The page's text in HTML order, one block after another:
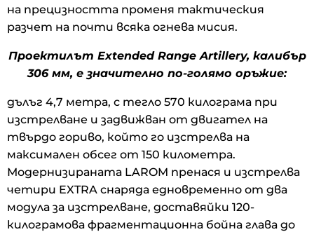
на прецизността променя тактическия
разчет на почти всяка огнева мисия.
Проектилът Extended Range Artillery, калибър
306 мм, е значително по-голямо оръжие:
дълъг 4,7 метра, с тегло 570 килограма при
изстрелване и задвижван от двигател на
твърдо гориво, който го изстрелва на
максимален обсег от 150 километра.
Модернизираната LAROM пренася и изстрелва
четири EXTRA снаряда едновременно от два
модула за изстрелване, доставяйки 120-
килограмова фрагментационна бойна глава до